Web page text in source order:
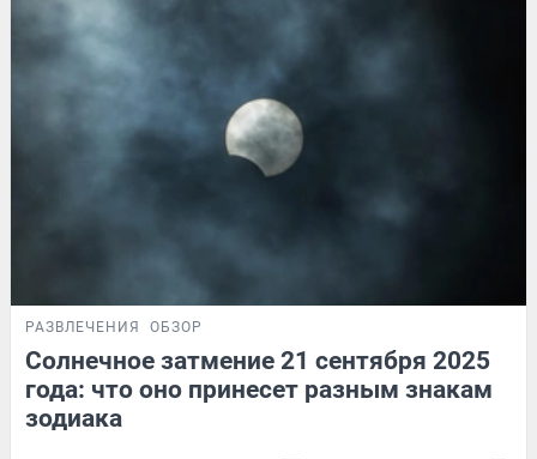
РАЗВЛЕЧЕНИЯ ОБЗОР
Солнечное затмение 21 сентября 2025
года: что оно принесет разным знакам
зодиака